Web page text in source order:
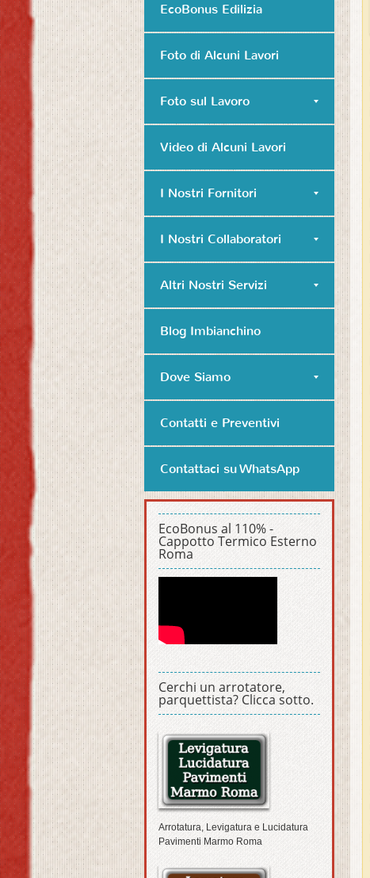
EcoBonus Edilizia
Foto di Alcuni Lavori
Foto sul Lavoro
Video di Alcuni Lavori
I Nostri Fornitori
I Nostri Collaboratori
Altri Nostri Servizi
Blog Imbianchino
Dove Siamo
Contatti e Preventivi
Contattaci su WhatsApp
EcoBonus al 110% -
Cappotto Termico Esterno
Roma
Cerchi un arrotatore,
parquettista? Clicca sotto.
Arrotatura, Levigatura e Lucidatura
Pavimenti Marmo Roma